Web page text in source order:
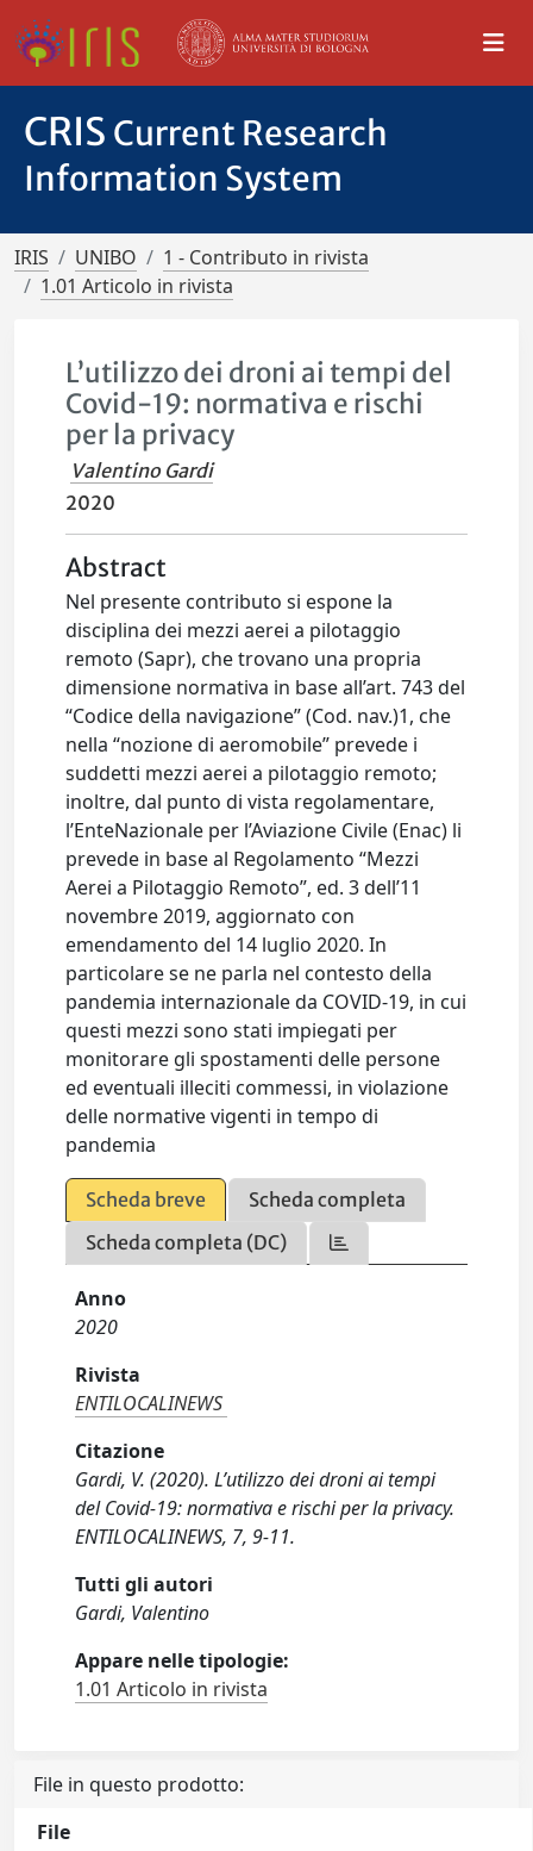
CRIS Current Research
Information System
IRIS UNIBO
1 - Contributo in rivista
1.01 Articolo in rivista
L’utilizzo dei droni ai tempi del
Covid-19: normativa e rischi
per la privacy
Valentino Gardi
2020
Abstract
Nel presente contributo si espone la
disciplina dei mezzi aerei a pilotaggio
remoto (Sapr), che trovano una propria
dimensione normativa in base all’art. 743 del
“Codice della navigazione” (Cod. nav.)1, che
nella “nozione di aeromobile” prevede i
suddetti mezzi aerei a pilotaggio remoto;
inoltre, dal punto di vista regolamentare,
l’EnteNazionale per l’Aviazione Civile (Enac) li
prevede in base al Regolamento “Mezzi
Aerei a Pilotaggio Remoto”, ed. 3 dell’11
novembre 2019, aggiornato con
emendamento del 14 luglio 2020. In
particolare se ne parla nel contesto della
pandemia internazionale da COVID-19, in cui
questi mezzi sono stati impiegati per
monitorare gli spostamenti delle persone
ed eventuali illeciti commessi, in violazione
delle normative vigenti in tempo di
pandemia
Scheda breve
Scheda completa
Scheda completa (DC)
Anno
2020
Rivista
ENTILOCALINEWS
Citazione
Gardi, V. (2020). L’utilizzo dei droni ai tempi
del Covid-19: normativa e rischi per la privacy.
ENTILOCALINEWS, 7, 9-11.
Tutti gli autori
Gardi, Valentino
Appare nelle tipologie:
1.01 Articolo in rivista
File in questo prodotto:
File